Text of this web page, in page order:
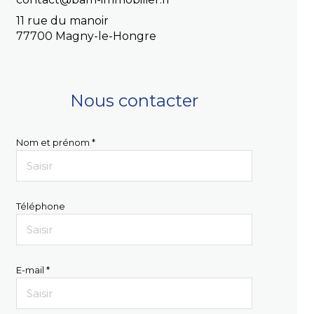
11 rue du manoir
77700 Magny-le-Hongre
Nous contacter
Nom et prénom *
Téléphone
E-mail *